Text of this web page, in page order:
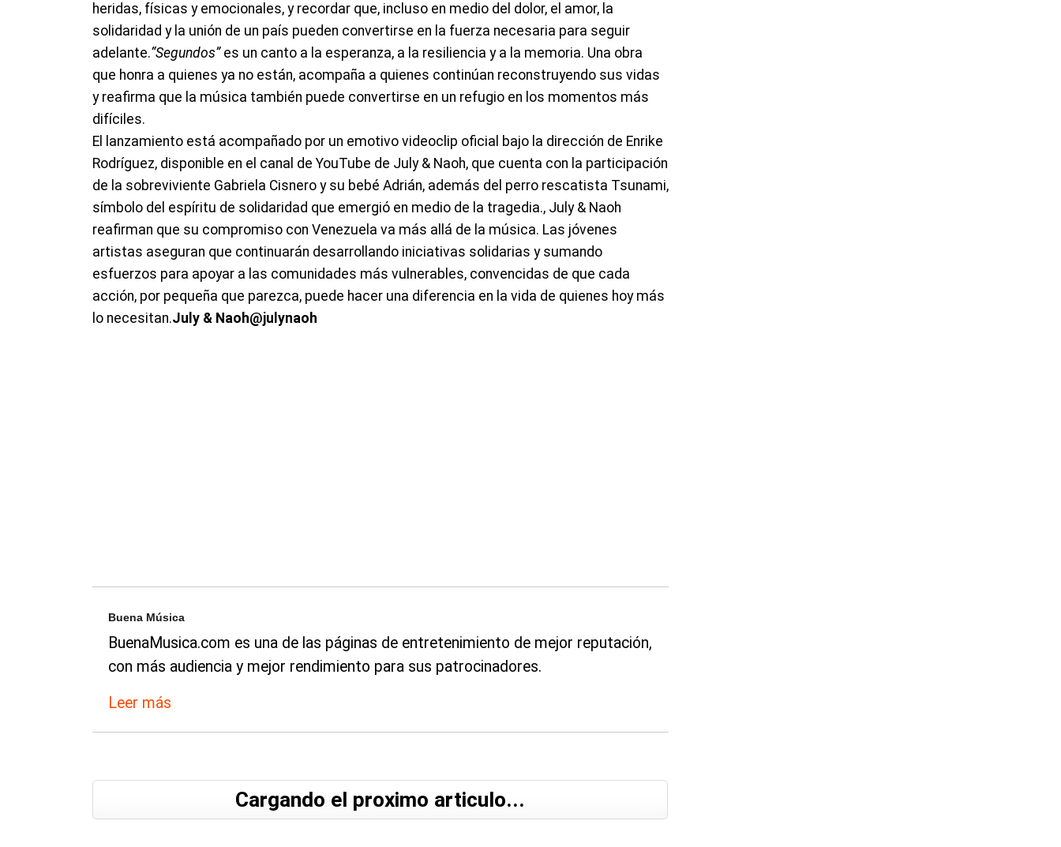
heridas, físicas y emocionales, y recordar que, incluso en medio del dolor, el amor, la
solidaridad y la unión de un país pueden convertirse en la fuerza necesaria para seguir
adelante.“Segundos”es un canto a la esperanza, a la resiliencia y a la memoria. Una obra
que honra a quienes ya no están, acompaña a quienes continúan reconstruyendo sus vidas
y reafirma que la música también puede convertirse en un refugio en los momentos más
difíciles.
El lanzamiento está acompañado por un emotivo videoclip oficial bajo la dirección de Enrike
Rodríguez, disponible en el canal de YouTube de July & Naoh, que cuenta con la participación
de la sobreviviente Gabriela Cisnero y su bebé Adrián, además del perro rescatista Tsunami,
símbolo del espíritu de solidaridad que emergió en medio de la tragedia., July & Naoh
reafirman que su compromiso con Venezuela va más allá de la música. Las jóvenes
artistas aseguran que continuarán desarrollando iniciativas solidarias y sumando
esfuerzos para apoyar a las comunidades más vulnerables, convencidas de que cada
acción, por pequeña que parezca, puede hacer una diferencia en la vida de quienes hoy más
lo necesitan.July & Naoh@julynaoh
Buena Música
BuenaMusica.com es una de las páginas de entretenimiento de mejor reputación,
con más audiencia y mejor rendimiento para sus patrocinadores.
Leer más
Cargando el proximo articulo...